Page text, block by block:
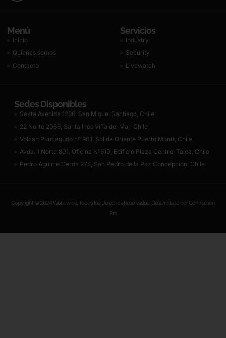
Menú
Inicio
Quienes somos
Contacto
Servicios
Industry
Security
Livewatch
Sedes Disponibles
Sexta Avenida 1236, San Miguel Santiago, Chile
22 Norte 2066, Santa Inés Viña del Mar, Chile
Volcan Puntiagudo nº 901, Sol de Oriente Puerto Montt, Chile
Avda. 1 Norte 801, Oficina N°610, Edificio Plaza Centro, Talca, Chile
Pedro Aguirre Cerda 275, San Pedro de la Paz Concepción, Chile
Copyright © 2024 Worldwide, Todos los Derechos Reservados. Desarrollado porConnection
Pro